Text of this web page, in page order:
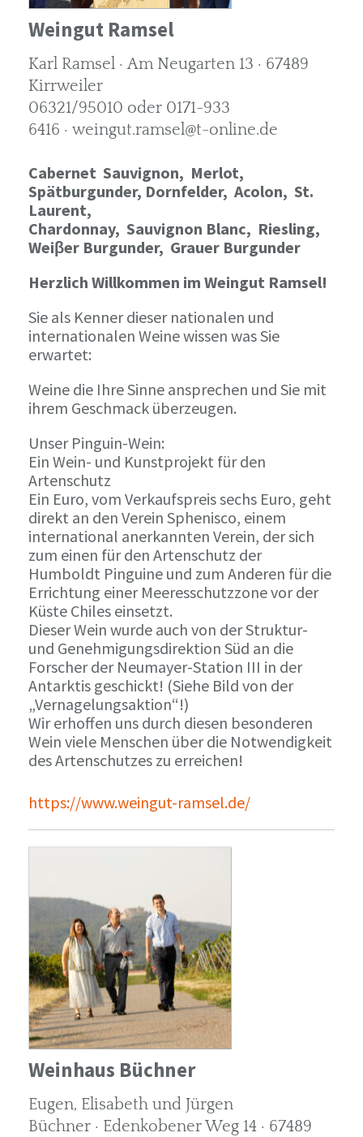
Weingut Ramsel
Karl Ramsel · Am Neugarten 13 · 67489
Kirrweiler
06321/95010 oder 0171-933
6416 · weingut.ramsel@t-online.de
Cabernet Sauvignon, Merlot,
Spätburgunder, Dornfelder, Acolon, St.
Laurent,
Chardonnay, Sauvignon Blanc, Riesling,
Weiβer Burgunder, Grauer Burgunder
Herzlich Willkommen im Weingut Ramsel!
Sie als Kenner dieser nationalen und
internationalen Weine wissen was Sie
erwartet:
Weine die Ihre Sinne ansprechen und Sie mit
ihrem Geschmack überzeugen.
Unser Pinguin-Wein:
Ein Wein- und Kunstprojekt für den
Artenschutz
Ein Euro, vom Verkaufspreis sechs Euro, geht
direkt an den Verein Sphenisco, einem
international anerkannten Verein, der sich
zum einen für den Artenschutz der
Humboldt Pinguine und zum Anderen für die
Errichtung einer Meeresschutzzone vor der
Küste Chiles einsetzt.
Dieser Wein wurde auch von der Struktur-
und Genehmigungsdirektion Süd an die
Forscher der Neumayer-Station III in der
Antarktis geschickt! (Siehe Bild von der
„Vernagelungsaktion“!)
Wir erhoffen uns durch diesen besonderen
Wein viele Menschen über die Notwendigkeit
des Artenschutzes zu erreichen!
https://www.weingut-ramsel.de/
Weinhaus Büchner
Eugen, Elisabeth und Jürgen
Büchner · Edenkobener Weg 14 · 67489